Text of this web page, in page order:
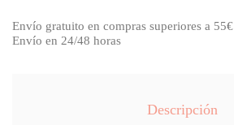
Envío gratuito en compras superiores a 55€
Envío en 24/48 horas
Descripción